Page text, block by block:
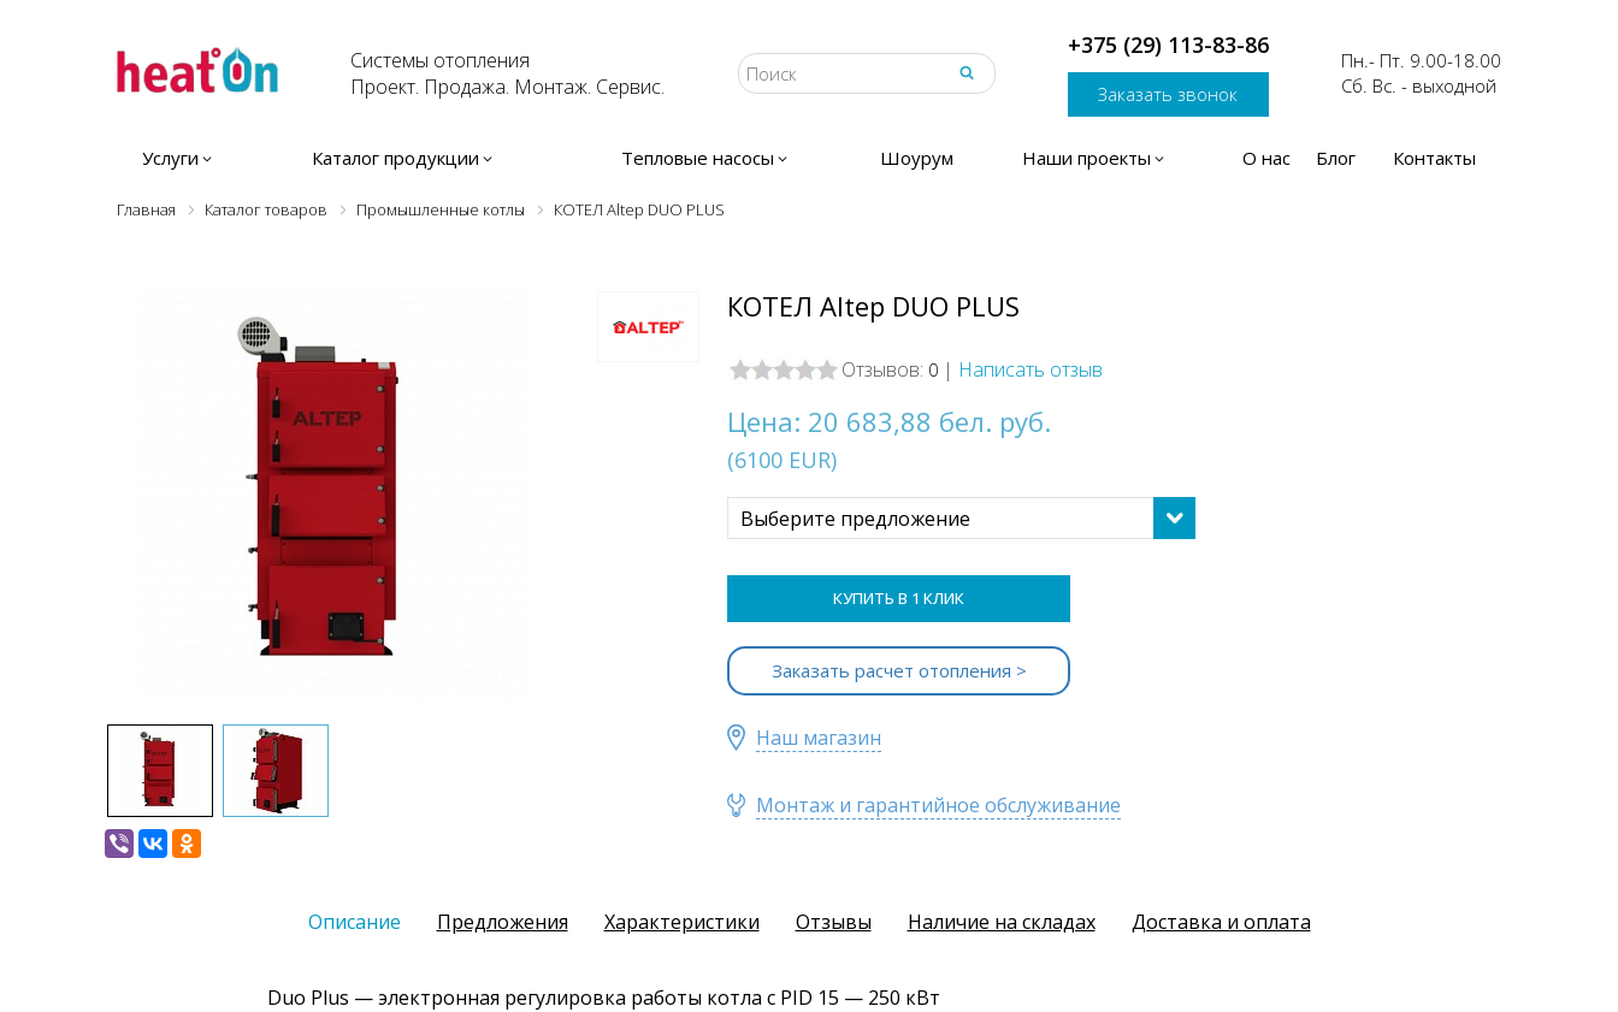
Системы отопления
Проект. Продажа. Монтаж. Сервис.
+375 (29) 113-83-86
Заказать звонок
Пн.- Пт. 9.00-18.00
Сб. Вс. - выходной
Услуги Каталог продукции Тепловые насосы Шоурум Наши проекты О нас Блог Контакты
Главная Каталог товаров Промышленные котлы КОТЕЛ Altep DUO PLUS
КОТЕЛ Altep DUO PLUS
Отзывов: 0 | Написать отзыв
Цена: 20 683,88 бел. руб.
(6100 EUR)
Выберите предложение
КУПИТЬ В 1 КЛИК
Заказать расчет отопления >
Наш магазин
Монтаж и гарантийное обслуживание
Описание Предложения Характеристики Отзывы Наличие на складах Доставка и оплата
Duo Plus — электронная регулировка работы котла с PID 15 — 250 кВт